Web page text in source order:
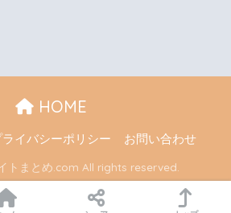
HOME
ライバシーポリシー お問い合わせ
トまとめ.com All rights reserved.